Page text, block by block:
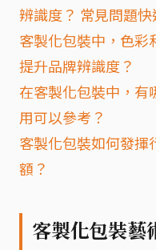
辨識度？ 常見問題快
客製化包裝中，色彩
提升品牌辨識度？
在客製化包裝中，有
用可以參考？
客製化包裝如何發揮
額？
客製化包裝藝